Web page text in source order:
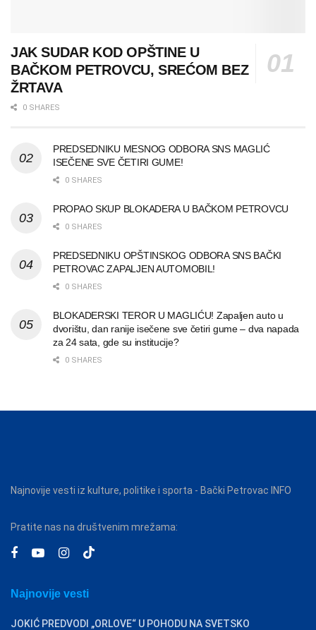
JAK SUDAR KOD OPŠTINE U
BAČKOM PETROVCU, SREĆOM BEZ
ŽRTAVA
0 SHARES
PREDSEDNIKU MESNOG ODBORA SNS MAGLIĆ
ISEČENE SVE ČETIRI GUME!
0 SHARES
PROPAO SKUP BLOKADERA U BAČKOM PETROVCU
0 SHARES
PREDSEDNIKU OPŠTINSKOG ODBORA SNS BAČKI
PETROVAC ZAPALJEN AUTOMOBIL!
0 SHARES
BLOKADERSKI TEROR U MAGLIĆU! Zapaljen auto u
dvorištu, dan ranije isečene sve četiri gume – dva napada
za 24 sata, gde su institucije?
0 SHARES
Najnovije vesti iz kulture, politike i sporta - Bački Petrovac INFO
Pratite nas na društvenim mrežama:
Najnovije vesti
JOKIĆ PREDVODI „ORLOVE“ U POHODU NA SVETSKO